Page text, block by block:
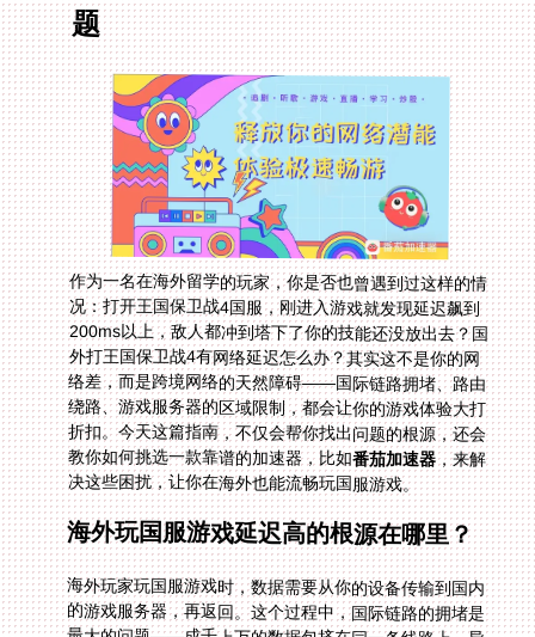
题
作为一名在海外留学的玩家，你是否也曾遇到过这样的情
况：打开王国保卫战4国服，刚进入游戏就发现延迟飙到
200ms以上，敌人都冲到塔下了你的技能还没放出去？国
外打王国保卫战4有网络延迟怎么办？其实这不是你的网
络差，而是跨境网络的天然障碍——国际链路拥堵、路由
绕路、游戏服务器的区域限制，都会让你的游戏体验大打
折扣。今天这篇指南，不仅会帮你找出问题的根源，还会
教你如何挑选一款靠谱的加速器，比如番茄加速器，来解
决这些困扰，让你在海外也能流畅玩国服游戏。
海外玩国服游戏延迟高的根源在哪里？
海外玩家玩国服游戏时，数据需要从你的设备传输到国内
的游戏服务器，再返回。这个过程中，国际链路的拥堵是
最大的问题——成千上万的数据包挤在同一条线路上，导
致延迟升高。另外，很多ISP的路由策略会让数据绕远
路，比如从欧洲到中国的数据包可能会经过美国，增加了
传输时间。还有游戏服务器的区域限制，有些国服游戏对